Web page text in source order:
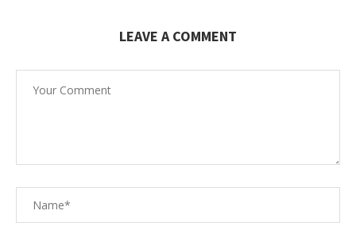
LEAVE A COMMENT